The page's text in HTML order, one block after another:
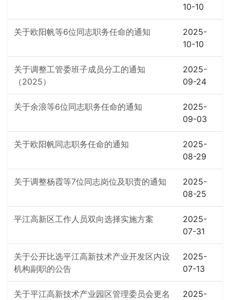
10-10
关于欧阳帆等6位同志职务任命的通知
2025-
10-10
关于调整工管委班子成员分工的通知
（2025）
2025-
09-24
关于余浪等6位同志职务任命的通知
2025-
09-03
关于欧阳帆同志职务任命的通知
2025-
08-29
关于调整杨霞等7位同志岗位及职责的通知
2025-
08-25
平江高新区工作人员双向选择实施方案
2025-
07-31
关于公开比选平江高新技术产业开发区内设
机构副职的公告
2025-
07-13
关于平江高新技术产业园区管理委员会更名
2025-